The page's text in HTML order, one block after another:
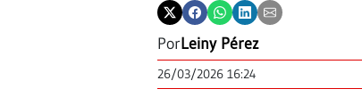
PorLeiny Pérez
26/03/2026 16:24